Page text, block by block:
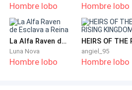
Hombre lobo Hombre lobo
La Alfa Raven de Esclava a Reina
Luna Nova
Hombre lobo
angiel_95
Hombre lobo